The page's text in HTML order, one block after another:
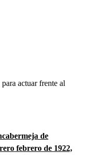
actuar frente al
de
febrero de 1922,